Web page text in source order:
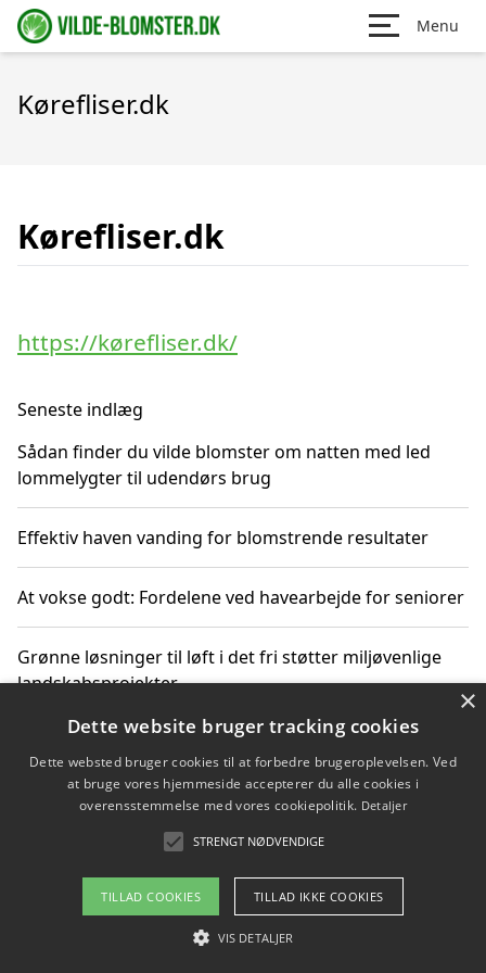
Menu
Kørefliser.dk
Kørefliser.dk
https://kørefliser.dk/
Seneste indlæg
Sådan finder du vilde blomster om natten med led
lommelygter til udendørs brug
Effektiv haven vanding for blomstrende resultater
At vokse godt: Fordelene ved havearbejde for seniorer
Grønne løsninger til løft i det fri støtter miljøvenlige
landskabsprojekter
Gør haven til et frirum for familien og naturen
Copyright 2026 - Pilanto Aps
Om / kontakt
Blog Betingelser
×
Dette website bruger tracking cookies
Dette websted bruger cookies til at forbedre brugeroplevelsen. Ved
at bruge vores hjemmeside accepterer du alle cookies i
overensstemmelse med vores cookiepolitik. Detaljer
STRENGT NØDVENDIGE
TILLAD COOKIES TILLAD IKKE COOKIES
VIS DETALJER